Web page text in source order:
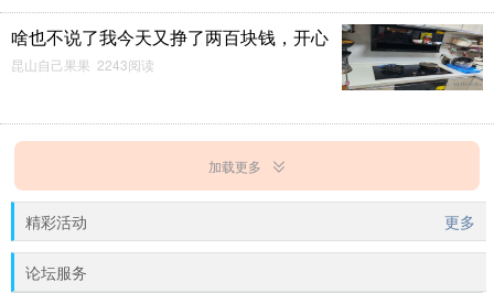
啥也不说了我今天又挣了两百块钱，开心
昆山自己果果 2243阅读
加载更多
精彩活动 更多
论坛服务